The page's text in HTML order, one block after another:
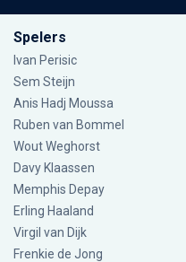
Spelers
Ivan Perisic
Sem Steijn
Anis Hadj Moussa
Ruben van Bommel
Wout Weghorst
Davy Klaassen
Memphis Depay
Erling Haaland
Virgil van Dijk
Frenkie de Jong